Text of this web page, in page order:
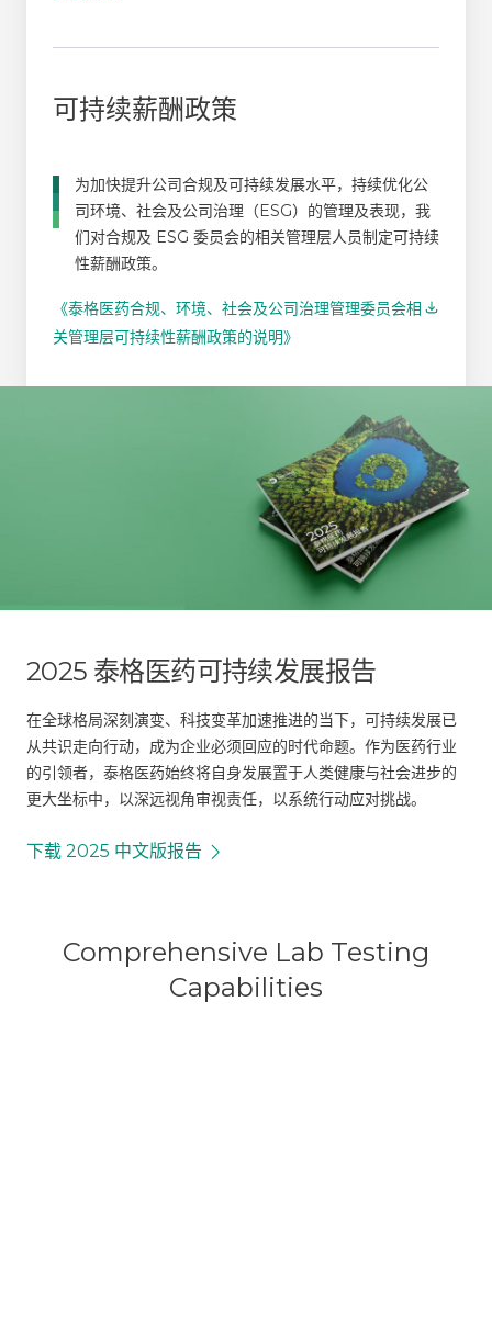
可持续薪酬政策
为加快提升公司合规及可持续发展水平，持续优化公
司环境、社会及公司治理（ESG）的管理及表现，我
们对合规及 ESG 委员会的相关管理层人员制定可持续
性薪酬政策。
《泰格医药合规、环境、社会及公司治理管理委员会相
关管理层可持续性薪酬政策的说明》
2025 泰格医药可持续发展报告
在全球格局深刻演变、科技变革加速推进的当下，可持续发展已
从共识走向行动，成为企业必须回应的时代命题。作为医药行业
的引领者，泰格医药始终将自身发展置于人类健康与社会进步的
更大坐标中，以深远视角审视责任，以系统行动应对挑战。
下载 2025 中文版报告
Comprehensive Lab Testing
Capabilities